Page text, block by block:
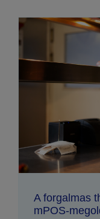
A forgalmas
mPOS-